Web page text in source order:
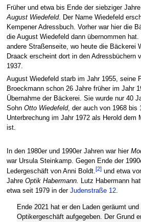
Früher und etwa bis Ende der siebziger
August Wiedefeld. Der Name Wiedefeld
Kempener Adressbuch. Vorher war hier die
die August Wiedefeld dann übernommen
andere Straßenseite, wo heute die Bäckerei
Draack erscheint dort in den Adressbüchern
1937.
August Wiedefeld starb im Jahr 1955, seine
Broeckmann schon 26 Jahre früher im Jahr
Übernahme der Bäckerei. Sie wurde nur 40
Sohn Otto Wiedefeld, der auch von 1968 bis
Unterbrechung im Jahr 1972 als Herold dem
ist.
In den 1980er und 1990er Jahren war hier
war Ursula Steinkamp. Gegen Ende der
Ledergeschäft von Anni Boldt.[2]und etwa
Jahre Optik Habermann. Lutz Habermann
etwa seit 1979 in der Judenstraße 12.
Ende 2021 hat er den Laden geräumt und
Optikergeschäft aufgegeben. Der Grund